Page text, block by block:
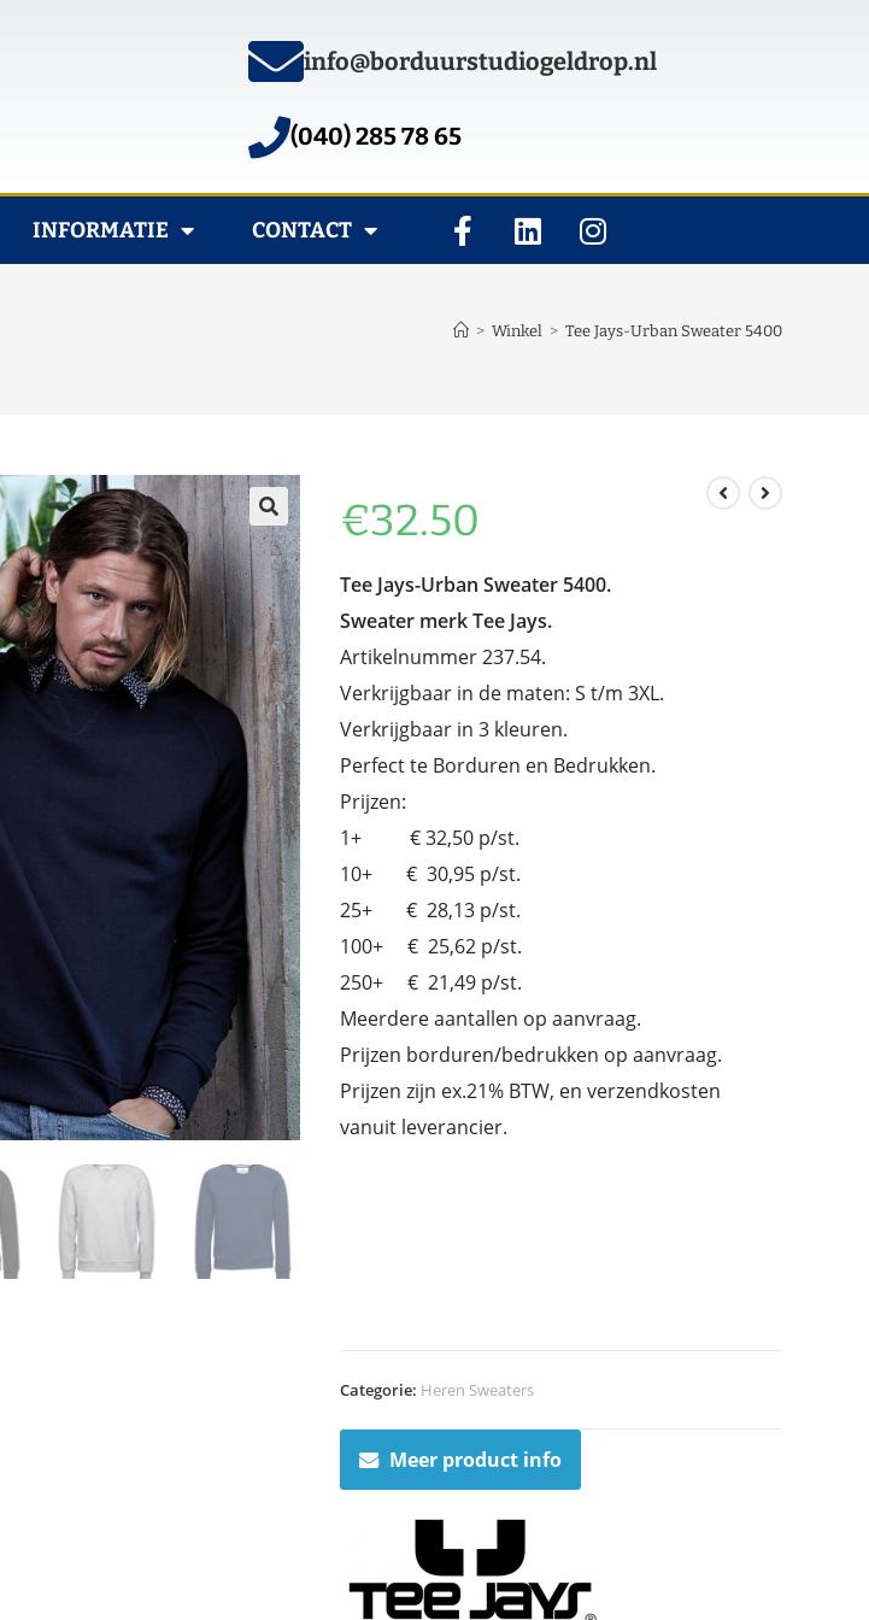
info@borduurstudiogeldrop.nl
(040) 285 78 65
INFORMATIE CONTACT
> Winkel > Tee Jays-Urban Sweater 5400
€32.50
Tee Jays-Urban Sweater 5400.
Sweater merk Tee Jays.
Artikelnummer 237.54.
Verkrijgbaar in de maten: S t/m 3XL.
Verkrijgbaar in 3 kleuren.
Perfect te Borduren en Bedrukken.
Prijzen:
1+ € 32,50 p/st.
10+ € 30,95 p/st.
25+ € 28,13 p/st.
100+ € 25,62 p/st.
250+ € 21,49 p/st.
Meerdere aantallen op aanvraag.
Prijzen borduren/bedrukken op aanvraag.
Prijzen zijn ex.21% BTW, en verzendkosten
vanuit leverancier.
Categorie: Heren Sweaters
Meer product info